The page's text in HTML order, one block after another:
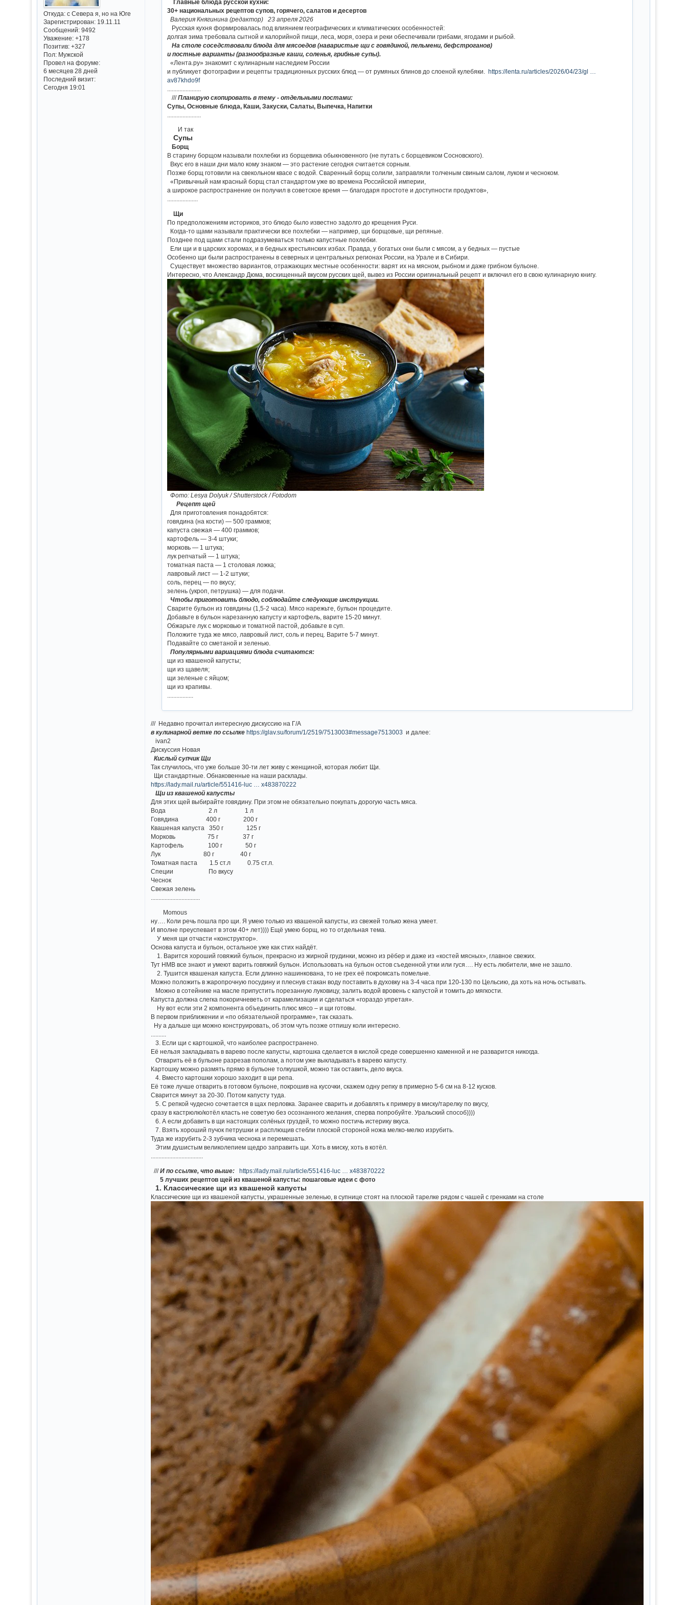
Откуда:с Севера я, но на Юге
Зарегистрирован: 19.11.11
Сообщений:9492
Уважение: +178
Позитив: +327
Пол:Мужской
Провел на форуме:
6 месяцев 28 дней
Последний визит:
Сегодня 19:01
Главные блюда русской кухни:
30+ национальных рецептов супов, горячего, салатов и десертов
Валерия Княгинина (редактор) 23 апреля 2026
Русская кухня формировалась под влиянием географических и климатических особенностей:
долгая зима требовала сытной и калорийной пищи, леса, моря, озера и реки обеспечивали грибами, ягодами и рыбой.
На столе соседствовали блюда для мясоедов (наваристые щи с говядиной, пельмени, бефстроганов)
и постные варианты (разнообразные каши, соленья, грибные супы).
«Лента.ру» знакомит с кулинарным наследием России
и публикует фотографии и рецепты традиционных русских блюд — от румяных блинов до слоеной кулебяки.https://lenta.ru/articles/2026/04/23/gl …
av87khdo9f
///Планирую скопировать в тему - отдельными постами:
Супы, Основные блюда, Каши, Закуски, Салаты, Выпечка, Напитки
И так
Супы
Борщ
В старину борщом называли похлебки из борщевика обыкновенного (не путать с борщевиком Сосновского).
Вкус его в наши дни мало кому знаком — это растение сегодня считается сорным.
Позже борщ готовили на свекольном квасе с водой. Сваренный борщ солили, заправляли толченым свиным салом, луком и чесноком.
«Привычный нам красный борщ стал стандартом уже во времена Российской империи,
а широкое распространение он получил в советское время — благодаря простоте и доступности продуктов»,
Щи
По предположениям историков, это блюдо было известно задолго до крещения Руси.
Когда-то щами называли практически все похлебки — например, щи борщовые, щи репяные.
Позднее под щами стали подразумеваться только капустные похлебки.
Ели щи и в царских хоромах, и в бедных крестьянских избах. Правда, у богатых они были с мясом, а у бедных — пустые
Особенно щи были распространены в северных и центральных регионах России, на Урале и в Сибири.
Существует множество вариантов, отражающих местные особенности: варят их на мясном, рыбном и даже грибном бульоне.
Интересно, что Александр Дюма, восхищенный вкусом русских щей, вывез из России оригинальный рецепт и включил его в свою кулинарную книгу.
Фото: Lesya Dolyuk / Shutterstock / Fotodom
Рецепт щей
Для приготовления понадобятся:
говядина (на кости) — 500 граммов;
капуста свежая — 400 граммов;
картофель — 3-4 штуки;
морковь — 1 штука;
лук репчатый — 1 штука;
томатная паста — 1 столовая ложка;
лавровый лист — 1-2 штуки;
соль, перец — по вкусу;
зелень (укроп, петрушка) — для подачи.
Чтобы приготовить блюдо, соблюдайте следующие инструкции.
Сварите бульон из говядины (1,5-2 часа). Мясо нарежьте, бульон процедите.
Добавьте в бульон нарезанную капусту и картофель, варите 15-20 минут.
Обжарьте лук с морковью и томатной пастой, добавьте в суп.
Положите туда же мясо, лавровый лист, соль и перец. Варите 5-7 минут.
Подавайте со сметаной и зеленью.
Популярными вариациями блюда считаются:
щи из квашеной капусты;
щи из щавеля;
щи зеленые с яйцом;
щи из крапивы.
/// Недавно прочитал интересную дискуссию на Г/А
в кулинарной ветке по ссылке https://glav.su/forum/1/2519/7513003#message7513003 и далее:
ivan2
Дискуссия Новая
Кислый супчик Щи
Так случилось, что уже больше 30-ти лет живу с женщиной, которая любит Щи.
Щи стандартные. Обнаковенные на наши расклады.
https://lady.mail.ru/article/551416-luc … x483870222
Щи из квашеной капусты
Для этих щей выбирайте говядину. При этом не обязательно покупать дорогую часть мяса.
Вода 2 л 1 л
Говядина 400 г 200 г
Квашеная капуста 350 г 125 г
Морковь 75 г 37 г
Картофель 100 г 50 г
Лук 80 г 40 г
Томатная паста 1.5 ст.л 0.75 ст.л.
Специи По вкусу
Чеснок
Свежая зелень
Momous
ну…. Коли речь пошла про щи. Я умею только из квашеной капусты, из свежей только жена умеет.
И вполне преуспевает в этом 40+ лет)))) Ещё умею борщ, но то отдельная тема.
У меня щи отчасти «конструктор».
Основа капуста и бульон, остальное уже как стих найдёт.
1. Варится хороший говяжий бульон, прекрасно из жирной грудинки, можно из рёбер и даже из «костей мясных», главное свежих.
Тут НМВ все знают и умеют варить говяжий бульон. Использовать на бульон остов съеденной утки или гуся…. Ну есть любители, мне не зашло.
2. Тушится квашеная капуста. Если длинно нашинкована, то не грех её покромсать помельче.
Можно положить в жаропрочную посудину и плеснув стакан воду поставить в духовку на 3-4 часа при 120-130 по Цельсию, да хоть на ночь остывать.
Можно в сотейнике на масле припустить порезанную луковицу, залить водой вровень с капустой и томить до мягкости.
Капуста должна слегка покоричневеть от карамелизации и сделаться «гораздо упретая».
Ну вот если эти 2 компонента объединить плюс мясо – и щи готовы.
В первом приближении и «по обязательной программе», так сказать.
Ну а дальше щи можно конструировать, об этом чуть позже отпишу коли интересно.
3. Если щи с картошкой, что наиболее распространено.
Её нельзя закладывать в варево после капусты, картошка сделается в кислой среде совершенно каменной и не разварится никогда.
Отварить её в бульоне разрезав пополам, а потом уже выкладывать в варево капусту.
Картошку можно размять прямо в бульоне толкушкой, можно так оставить, дело вкуса.
4. Вместо картошки хорошо заходит в щи репа.
Её тоже лучше отварить в готовом бульоне, покрошив на кусочки, скажем одну репку в примерно 5-6 см на 8-12 кусков.
Сварится минут за 20-30. Потом капусту туда.
5. С репкой чудесно сочетается в щах перловка. Заранее сварить и добавлять к примеру в миску/тарелку по вкусу,
сразу в кастрюлю/котёл класть не советую без осознанного желания, сперва попробуйте. Уральский способ))))
6. А если добавить в щи настоящих солёных груздей, то можно постичь истерику вкуса.
7. Взять хороший пучок петрушки и расплющив стебли плоской стороной ножа мелко-мелко изрубить.
Туда же изрубить 2-3 зубчика чеснока и перемешать.
Этим душистым великолепием щедро заправить щи. Хоть в миску, хоть в котёл.
///И по ссылке, что выше:
https://lady.mail.ru/article/551416-luc … x483870222
5 лучших рецептов щей из квашеной капусты: пошаговые идеи с фото
1. Классические щи из квашеной капусты
Классические щи из квашеной капусты, украшенные зеленью, в супнице стоят на плоской тарелке рядом с чашей с гренками на столе